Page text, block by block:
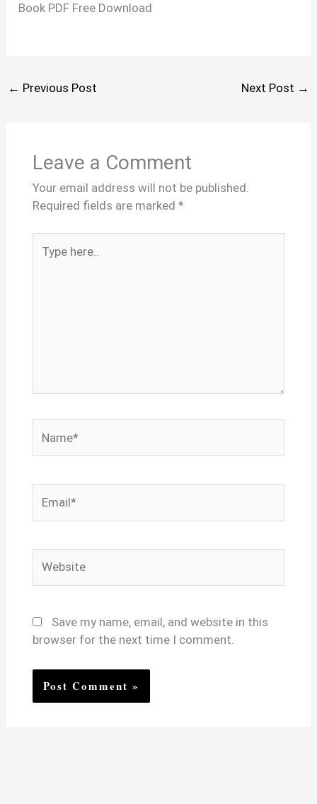
Book PDF Free Download
← Previous Post Next Post →
Leave a Comment
Your email address will not be published.
Required fields are marked *
here..
Save my name, email, and website in this
browser for the next time I comment.